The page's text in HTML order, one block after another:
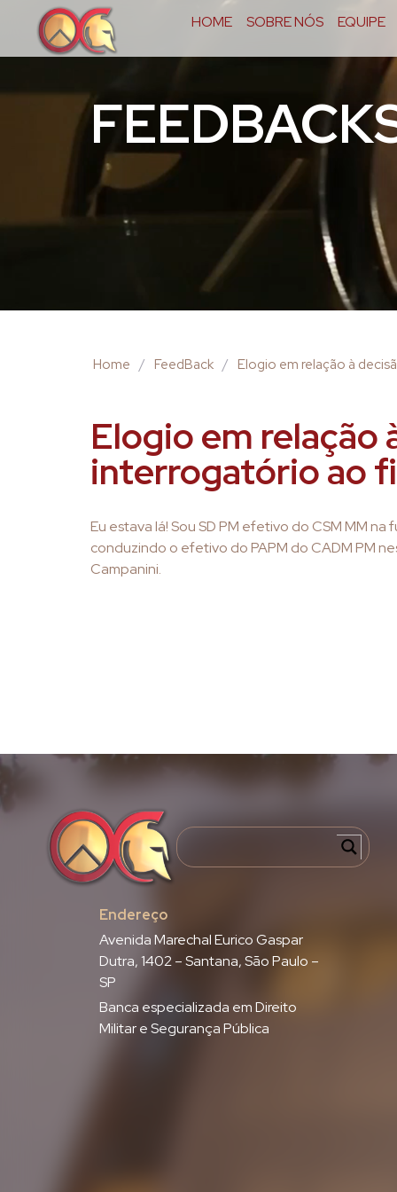
HOME SOBRE NÓS EQUIPE
Home / FeedBack / Elogio em relação à
Elogio em relação
interrogatório ao
Eu estava lá! Sou SD PM efetivo do CSM MM
conduzindo o efetivo do PAPM do CADM PM
Campanini.
Endereço
Avenida Marechal Eurico Gaspar
Dutra, 1402 – Santana, São Paulo –
SP
Banca especializada em Direito
Militar e Segurança Pública